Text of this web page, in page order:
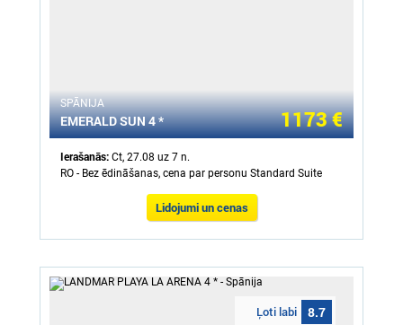
SPĀNIJA
EMERALD SUN 4 * 1173 €
Ierašanās: Ct, 27.08 uz 7 n.
RO - Bez ēdināšanas, cena par personu Standard Suite
Lidojumi un cenas
Ļoti labi 8.7